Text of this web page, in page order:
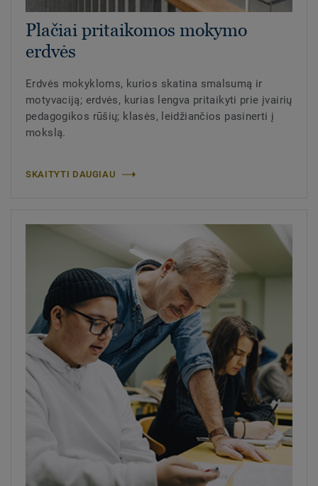
Plačiai pritaikomos mokymo
erdvės
Erdvės mokykloms, kurios skatina smalsumą ir
motyvaciją; erdvės, kurias lengva pritaikyti prie įvairių
pedagogikos rūšių; klasės, leidžiančios pasinerti į
mokslą.
SKAITYTI DAUGIAU